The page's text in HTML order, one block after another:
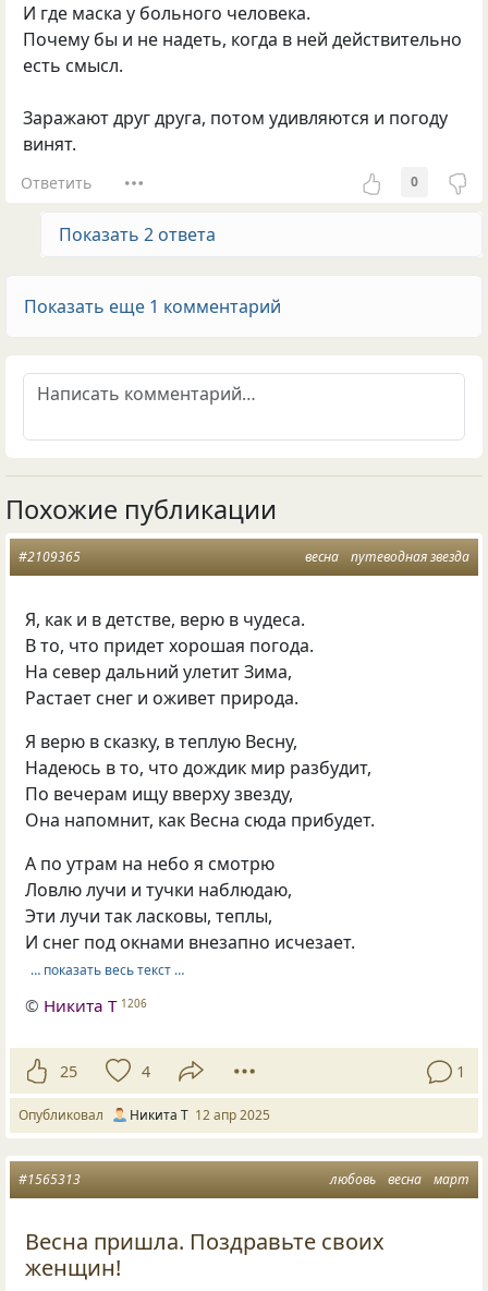
И где маска у больного человека.
Почему бы и не надеть, когда в ней действительно
есть смысл.
Заражают друг друга, потом удивляются и погоду
винят.
Ответить 0
Показать 2 ответа
Показать еще 1 комментарий
Похожие публикации
весна путеводная звезда
#2109365
Я, как и в детстве, верю в чудеса.
В то, что придет хорошая погода.
На север дальний улетит Зима,
Растает снег и оживет природа.
Я верю в сказку, в теплую Весну,
Надеюсь в то, что дождик мир разбудит,
По вечерам ищу вверху звезду,
Она напомнит, как Весна сюда прибудет.
А по утрам на небо я смотрю
Ловлю лучи и тучки наблюдаю,
Эти лучи так ласковы, теплы,
И снег под окнами внезапно исчезает.
… показать весь текст …
© Никита Т 1206
25 4 1
Опубликовал Никита Т 12 апр 2025
любовь весна март
#1565313
Весна пришла. Поздравьте своих
женщин!